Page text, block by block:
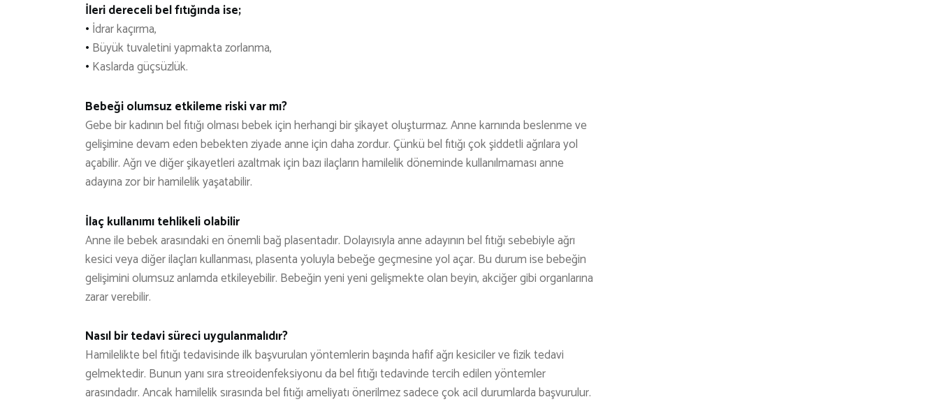
İleri dereceli bel fıtığında ise;
• İdrar kaçırma,
• Büyük tuvaletini yapmakta zorlanma,
• Kaslarda güçsüzlük.
Bebeği olumsuz etkileme riski var mı?
Gebe bir kadının bel fıtığı olması bebek için herhangi bir şikayet oluşturmaz. Anne karnında beslenme ve
gelişimine devam eden bebekten ziyade anne için daha zordur. Çünkü bel fıtığı çok şiddetli ağrılara yol
açabilir. Ağrı ve diğer şikayetleri azaltmak için bazı ilaçların hamilelik döneminde kullanılmaması anne
adayına zor bir hamilelik yaşatabilir.
İlaç kullanımı tehlikeli olabilir
Anne ile bebek arasındaki en önemli bağ plasentadır. Dolayısıyla anne adayının bel fıtığı sebebiyle ağrı
kesici veya diğer ilaçları kullanması, plasenta yoluyla bebeğe geçmesine yol açar. Bu durum ise bebeğin
gelişimini olumsuz anlamda etkileyebilir. Bebeğin yeni yeni gelişmekte olan beyin, akciğer gibi organlarına
zarar verebilir.
Nasıl bir tedavi süreci uygulanmalıdır?
Hamilelikte bel fıtığı tedavisinde ilk başvurulan yöntemlerin başında hafif ağrı kesiciler ve fizik tedavi
gelmektedir. Bunun yanı sıra streoidenfeksiyonu da bel fıtığı tedavinde tercih edilen yöntemler
arasındadır. Ancak hamilelik sırasında bel fıtığı ameliyatı önerilmez sadece çok acil durumlarda başvurulur.